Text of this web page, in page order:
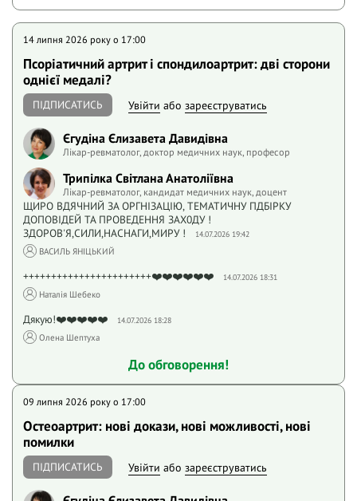
14 липня 2026 року o 17:00
Псоріатичний артрит і спондилоартрит: дві сторони
однієї медалі?
ПІДПИСАТИСЬ Увійти або зареєструватись
Єгудіна Єлизавета Давидівна
Лікар-ревматолог, доктор медичних наук, професор
Трипілка Світлана Анатоліївна
Лікар-ревматолог, кандидат медичних наук, доцент
ЩИРО ВДЯЧНИЙ ЗА ОРГНІЗАЦІЮ, ТЕМАТИЧНУ ПДБІРКУ
ДОПОВІДЕЙ ТА ПРОВЕДЕННЯ ЗАХ0ДУ !
ЗДОРОВ'Я,СИЛИ,НАСНАГИ,МИРУ !
14.07.2026 19:42
ВАСИЛЬ ЯНІЦЬКИЙ
+++++++++++++++++++++++❤️❤️❤️❤️❤️❤️ 14.07.2026 18:31
Наталія Шебеко
Дякую!❤️❤️❤️❤️❤️ 14.07.2026 18:28
Олена Шептуха
До обговорення!
09 липня 2026 року o 17:00
Остеоартрит: нові докази, нові можливості, нові
помилки
ПІДПИСАТИСЬ Увійти або зареєструватись